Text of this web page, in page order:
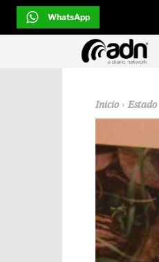
WhatsApp
Inicio Estado